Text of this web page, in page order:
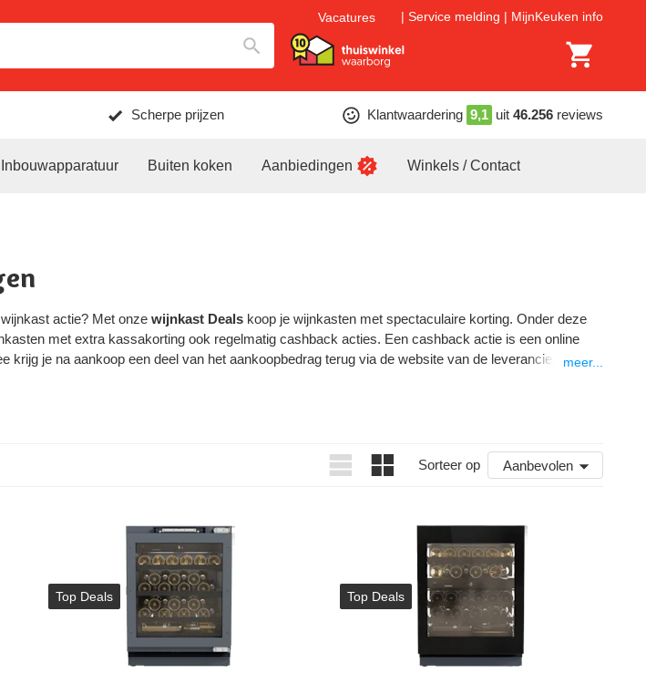
Vacatures Service melding MijnKeuken info
Scherpe prijzen Klantwaardering 9,1 uit 46.256 reviews
Inbouwapparatuur Buiten koken Aanbiedingen Winkels / Contact
actie? Met onze wijnkast Dealskoop je wijnkasten met spectaculaire korting. Onder deze
met extra kassakorting ook regelmatig cashback acties. Een cashback actie is een online
krijg je na aankoop een deel van het aankoopbedrag terug via de website van de leverancier.
meer...
Sorteer op Aanbevolen
Top Deals Top Deals